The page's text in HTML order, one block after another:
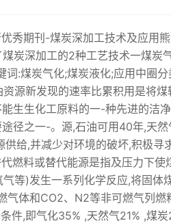
秀期刊-煤炭深加工技术及应用
炭深加工的2种工艺技术一煤炭
:煤炭气化;煤炭液化;应用中圈
源新发现的速率比累积用是将煤
生生化工原料的一-种先进的洁
径之一-。源,石油可用40年,天
给,并减少对环境的破坏,积极寻
燃料或替代能源是指及压力下使
等)发生一系列化学反应,将固体
气体和CO2、N2等非可燃气列燃
件,即气化35% ,天然气21% ,煤